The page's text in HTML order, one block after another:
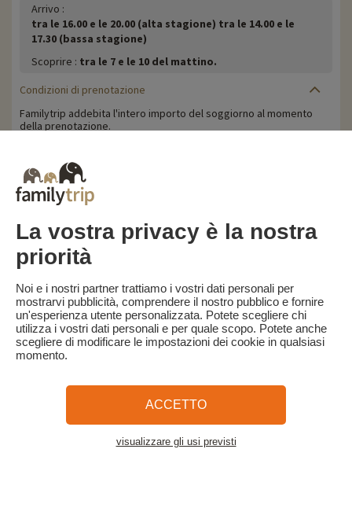
Arrivo :
tra le 16.00 e le 20.00 (alta stagione) tra le 14.00 e le
17.30 (bassa stagione)
Scoprire : tra le 7 e le 10 del mattino.
Condizioni di prenotazione
Familytrip addebita l'intero importo del soggiorno al momento
della prenotazione.
Politica di cancellazione
Il saldo della prenotazione è dovuto per intero al momento della
prenotazione.
Le penali di cancellazione sono calcolate in base alla seguente
tabella:
- Cancellazione del soggiorno: 100% del prezzo del soggiorno
trattenuto
Familytrip consiglia di stipulare un'assicurazione di annullamento
con il suo partner AREAS Assurances. Sottoscrivere al momento
della prenotazione o entro 24 ore dalla prenotazione per telefono.
Termini e condizioni generali e informativa sulla privacy
Cosa dice di noi la stampa
Mappa del sito
La vostra privacy è la nostra
priorità
Noi e i nostri partner trattiamo i vostri dati personali per
mostrarvi pubblicità, comprendere il nostro pubblico e fornire
un'esperienza utente personalizzata. Potete scegliere chi
utilizza i vostri dati personali e per quale scopo. Potete anche
scegliere di modificare le impostazioni dei cookie in qualsiasi
momento.
ACCETTO
visualizzare gli usi previsti